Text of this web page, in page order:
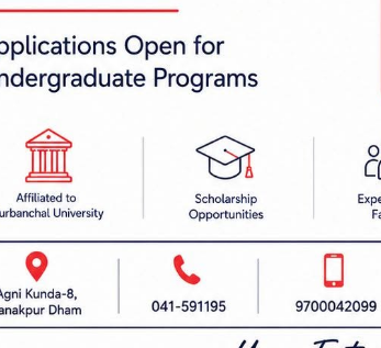
अध्यक्ष तथा प्रबन्ध निर्देशक:
मनोजकुमार मोरबैता
Reserved.